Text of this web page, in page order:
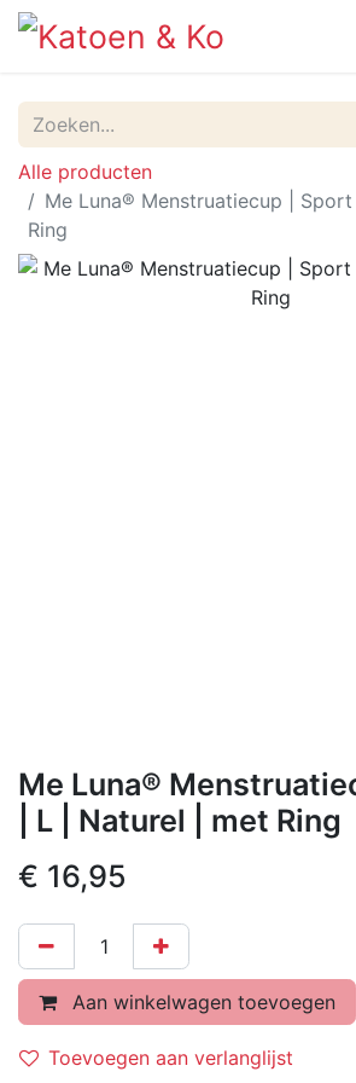
Alle producten
Me Luna® Menstruatiecup |
Ring
Me Luna®
| L | Naturel | met Ring
€ 16,95
Aan winkelwagen toevoegen
Toevoegen aan verlanglijst